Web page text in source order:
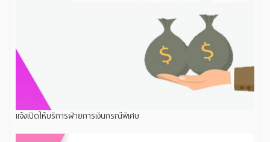
แจ้งเปิดให้บริการฝ่ายการเงินกรณีพิเศษ